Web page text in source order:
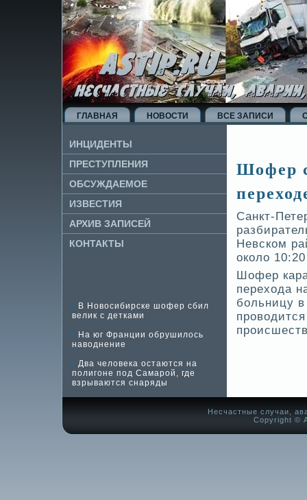
ГЛАВНАЯ НОВОСТИ ВСЕ ЗАПИСИ
ИНЦИДЕНТЫ
ПРЕСТУПЛЕНИЯ
ОБСУЖДАЕМОЕ
ИЗВЕ­СТИЯ
АРХИВ ЗАПИСЕЙ
КОНТАКТЫ
В Новосибирске шофер сбил
велик с детками
На юг Франции обрушилось
наводнение
Два человека остаются на
полигоне под Самарой, где
взрываются снаряды
Шофер
Санкт-
Невском
около
Шофер
перехода
больницу
Несчастные случаи,
Copyright ©